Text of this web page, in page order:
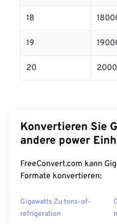
18
19
20
Konvertieren Sie
andere power
FreeConvert.com kann
Formate konvertieren:
Gigawatts Zu tons-of-
refrigeration